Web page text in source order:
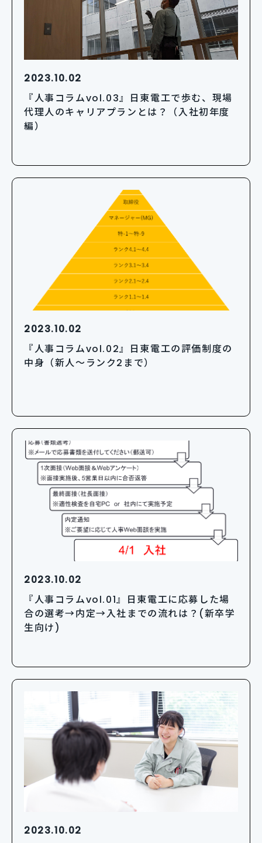
2023.10.02
『人事コラムvol.03』日東電工で歩む、現場
代理人のキャリアプランとは？（入社初年度
編）
2023.10.02
『人事コラムvol.02』日東電工の評価制度の
中身（新人～ランク2まで）
2023.10.02
『人事コラムvol.01』日東電工に応募した場
合の選考→内定→入社までの流れは？(新卒学
生向け)
2023.10.02